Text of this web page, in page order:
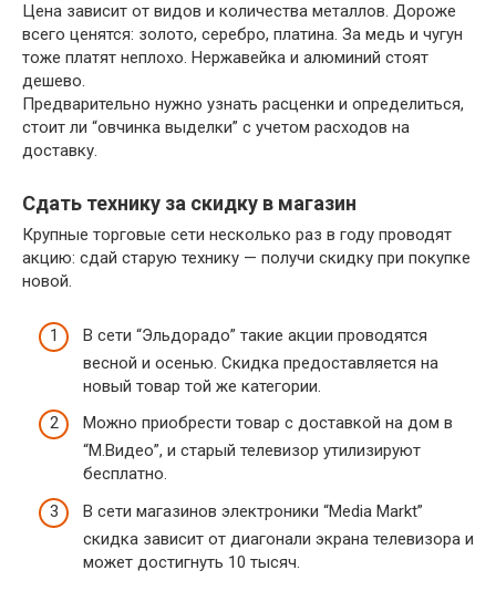
Цена зависит от видов и количества металлов. Дороже
всего ценятся: золото, серебро, платина. За медь и чугун
тоже платят неплохо. Нержавейка и алюминий стоят
дешево.
Предварительно нужно узнать расценки и определиться,
стоит ли “овчинка выделки” с учетом расходов на
доставку.
Сдать технику за скидку в магазин
Крупные торговые сети несколько раз в году проводят
акцию: сдай старую технику — получи скидку при покупке
новой.
В сети “Эльдорадо” такие акции проводятся
весной и осенью. Скидка предоставляется на
новый товар той же категории.
Можно приобрести товар с доставкой на дом в
“М.Видео”, и старый телевизор утилизируют
бесплатно.
В сети магазинов электроники “Media Markt”
скидка зависит от диагонали экрана телевизора и
может достигнуть 10 тысяч.